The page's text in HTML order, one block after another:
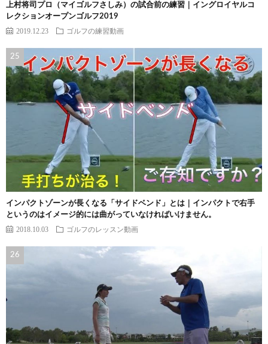
上村将司プロ（マイゴルフさしみ）の試合前の練習｜イングロイヤルコ
レクションオープンゴルフ2019
2019.12.23 ゴルフの練習動画
インパクトゾーンが長くなる「サイドベンド」とは｜インパクトで右手
というのはイメージ的には曲がっていなければいけません。
2018.10.03 ゴルフのレッスン動画